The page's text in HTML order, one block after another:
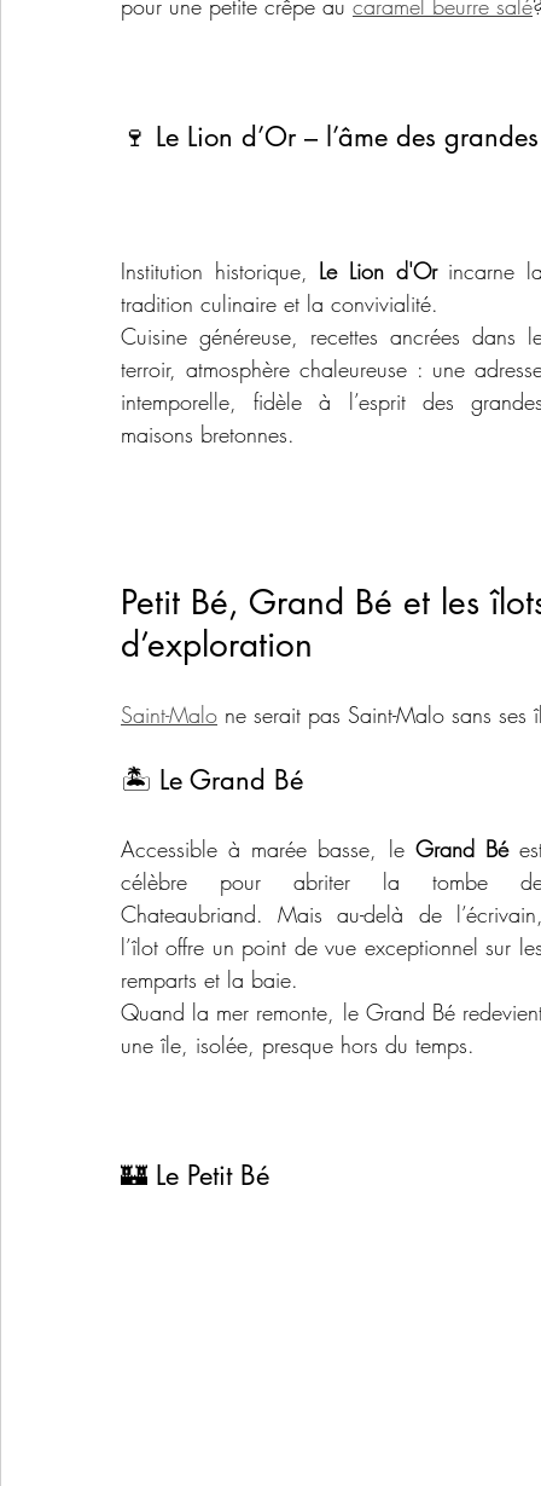
🍷 Le Lion d’Or – l’âme des
Institution historique, Le Lion d'Or incarne
tradition culinaire et la convivialité.
Cuisine généreuse, recettes ancrées dans
terroir, atmosphère chaleureuse : une
intemporelle, fidèle à l’esprit des
maisons bretonnes.
Petit Bé, Grand Bé et les
d’exploration
Saint-Malo ne serait pas Saint-Malo sans
🏝️ Le Grand Bé
Accessible à marée basse, le Grand Bé
célèbre pour abriter la tombe
Chateaubriand. Mais au-delà de
l’îlot offre un point de vue exceptionnel sur
remparts et la baie.
Quand la mer remonte, le Grand Bé
une île, isolée, presque hors du temps.
🏰 Le Petit Bé